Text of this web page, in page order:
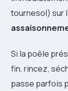
tournesol) sur
Si la poêle
fin, rincez,
passe parfois